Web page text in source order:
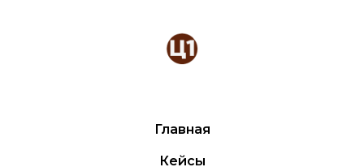
Главная
Кейсы